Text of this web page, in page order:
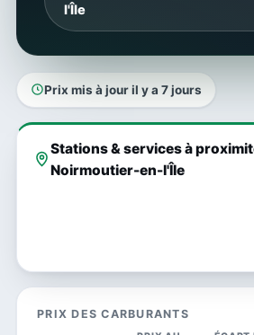
l'Île
Prix mis à jour il y a 7 jours
Stations & services à
Noirmoutier-en-l'Île
PRIX DES CARBURANTS